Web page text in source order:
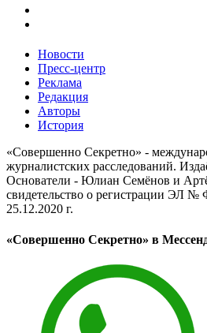
Новости
Пресс-центр
Реклама
Редакция
Авторы
История
«Совершенно Секретно» -
журналистских расследований.
Основатели - Юлиан Семёнов и
свидетельство о регистрации ЭЛ №
25.12.2020 г.
«Совершенно Секретно» в